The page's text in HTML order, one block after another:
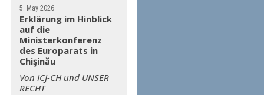
5. May 2026
Erklärung im Hinblick
auf die
Ministerkonferenz
des Europarats in
Chişinău
Von ICJ-CH und UNSER
RECHT